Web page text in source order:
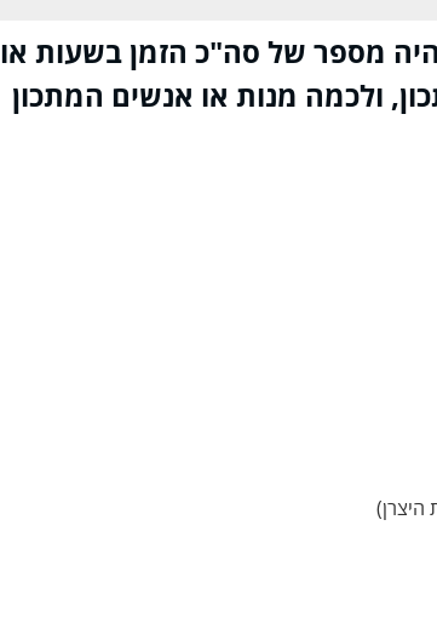
מספר של סה"כ הזמן בשעות או
ולכמה מנות או אנשים המתכון